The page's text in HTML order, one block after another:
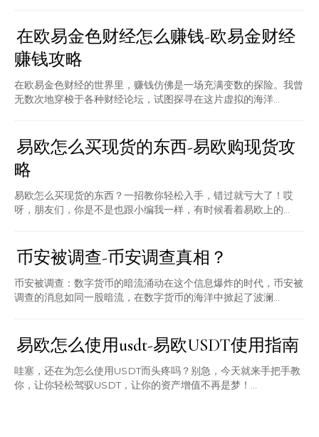
在欧易金色财经怎么赚钱-欧易金财经
赚钱攻略
在欧易金色财经的世界里，赚钱仿佛是一场充满变数的探险。我曾
无数次地穿梭于各种财经论坛，试图探寻在这片虚拟的海洋...
易欧怎么买现货的东西-易欧购现货攻
略
易欧怎么买现货的东西？一招教你轻松入手，错过就亏大了！哎
呀，朋友们，你是不是也跟小编我一样，有时候看着易欧上的...
币安被调查-币安调查真相？
币安被调查：数字货币的暗流涌动在这个信息爆炸的时代，币安被
调查的消息如同一股暗流，在数字货币的海洋中掀起了波澜...
易欧怎么使用usdt-易欧USDT使用指南
哇塞，还在为怎么使用USDT而头疼吗？别急，今天就来手把手教
你，让你轻松驾驭USDT，让你的资产增值不再是梦！...